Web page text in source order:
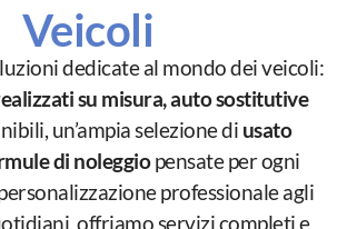
Veicoli
dedicate al mondo dei veicoli:
su misura, auto sostitutive
un’ampia selezione di usato
di noleggiopensate per ogni
professionale agli
offriamo servizi completi e